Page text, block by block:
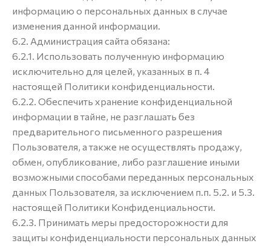
информацию о персональных данных в случае
изменения данной информации.
6.2. Администрация сайта обязана:
6.2.1. Использовать полученную информацию
исключительно для целей, указанных в п. 4
настоящей Политики конфиденциальности.
6.2.2. Обеспечить хранение конфиденциальной
информации в тайне, не разглашать без
предварительного письменного разрешения
Пользователя, а также не осуществлять продажу,
обмен, опубликование, либо разглашение иными
возможными способами переданных персональных
данных Пользователя, за исключением п.п. 5.2. и 5.3.
настоящей Политики Конфиденциальности.
6.2.3. Принимать меры предосторожности для
защиты конфиденциальности персональных данных